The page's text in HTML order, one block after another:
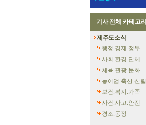
[제주도]전
[제주도]지
[제주도]한
[제주도
[제주도]전
기사 전체 카테고리
제주도소식
행정.경제.정무
사회.환경.단체
체육.관광.문화
농어업.축산.산림
보건.복지.가족
사건.사고.안전
경조.동정